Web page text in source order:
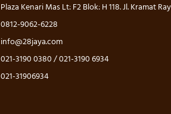
Plaza Kenari Mas Lt: F2 Blok: H 118. Jl. Kramat
0812-9062-6228
info@28jaya.com
021-3190 0380 / 021-3190 6934
021-31906934